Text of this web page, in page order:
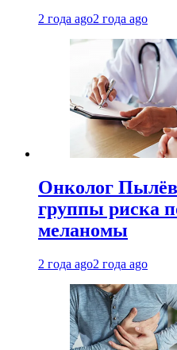
2 года ago2 года ago
Онколог
группы риска
меланомы
2 года ago2 года ago